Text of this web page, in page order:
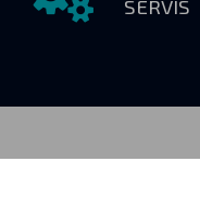
SERVIS